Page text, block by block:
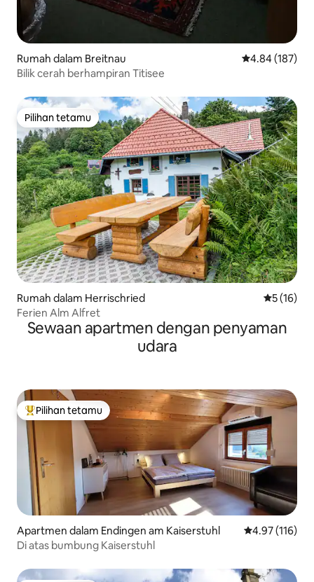
Rumah dalam Breitnau Penarafan
4.84 (187)
Bilik cerah berhampiran Titisee
Pilihan tetamu
Pilihan tetamu
Rumah dalam Herrischried
5 (16)
Ferien Alm Alfret
Sewaan apartmen dengan penyaman
udara
Pilihan utama tetamu
Pilihan tetamu
Apartmen dalam Endingen am Kaiserstuhl Penarafan
4.97 (116)
Di atas bumbung Kaiserstuhl